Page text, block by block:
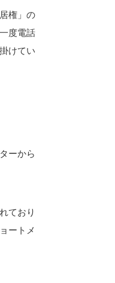
権」の
度電話
けてい
ーから
ており
ートメ